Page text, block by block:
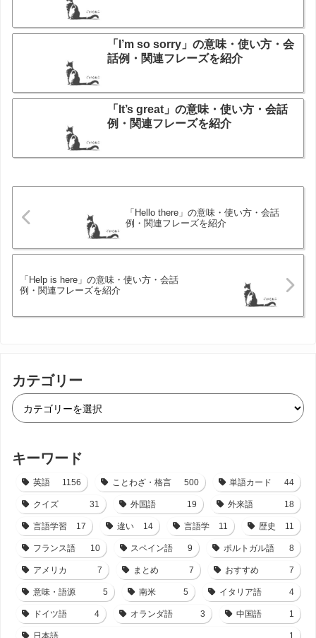
「I’m so sorry」の意味・使い方・会
話例・関連フレーズを紹介
「It’s great」の意味・使い方・会話
例・関連フレーズを紹介
「Hello there」の意味・使い方・会話
例・関連フレーズを紹介
「Help is here」の意味・使い方・会話
例・関連フレーズを紹介
カテゴリー
キーワード
英語 1156 ことわざ・格言 500 単語カード 44
クイズ 31 外国語 19 外来語 18
言語学習 17 違い 14 言語学 11 歴史 11
フランス語 10 スペイン語 9 ポルトガル語 8
アメリカ 7 まとめ 7 おすすめ 7
意味・語源 5 南米 5 イタリア語 4
ドイツ語 4 オランダ語 3 中国語 1
日本語 1